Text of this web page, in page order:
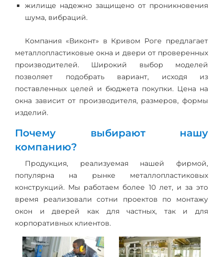
жилище надежно защищено от проникновения
шума, вибраций.
Компания «Виконт» в Кривом Роге предлагает
металлопластиковые окна и двери от проверенных
производителей. Широкий выбор моделей
позволяет подобрать вариант, исходя из
поставленных целей и бюджета покупки. Цена на
окна зависит от производителя, размеров, формы
изделий.
Почему выбирают нашу
компанию?
Продукция, реализуемая нашей фирмой,
популярна на рынке металлопластиковых
конструкций. Мы работаем более 10 лет, и за это
время реализовали сотни проектов по монтажу
окон и дверей как для частных, так и для
корпоративных клиентов.